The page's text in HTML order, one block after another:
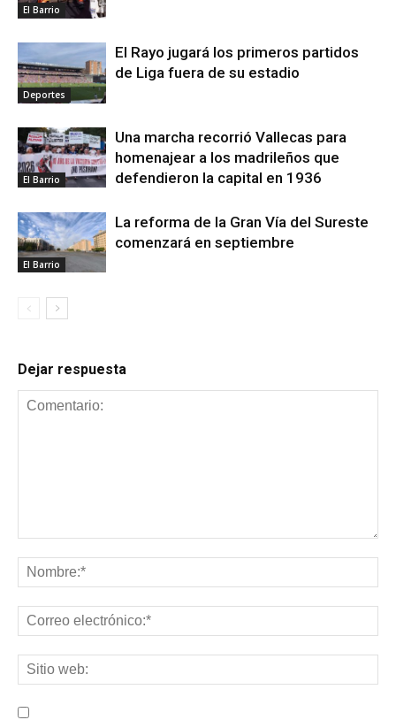
El Barrio
Deportes
El Rayo jugará los primeros partidos
de Liga fuera de su estadio
El Barrio
Una marcha recorrió Vallecas para
homenajear a los madrileños que
defendieron la capital en 1936
El Barrio
La reforma de la Gran Vía del Sureste
comenzará en septiembre
Dejar respuesta